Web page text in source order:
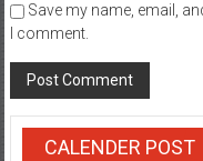
Save my name, email,
I comment.
CALENDER POST